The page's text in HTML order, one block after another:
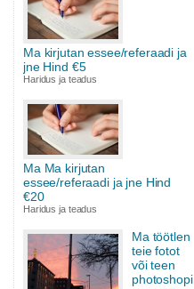
Ma kirjutan essee/referaadi ja
jne Hind €5
Haridus ja teadus
Ma Ma kirjutan
essee/referaadi ja jne Hind
€20
Haridus ja teadus
Ma töötlen
teie fotot
või teen
photoshopi